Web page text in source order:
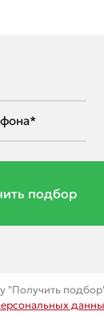
подбор
"Получить